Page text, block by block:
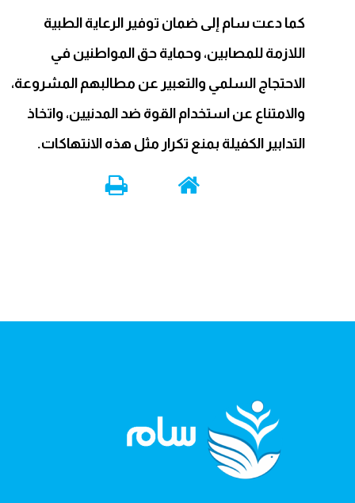
كما دعت سام إلى ضمان توفير الرعاية الطبية
اللازمة للمصابين، وحماية حق المواطنين في
الاحتجاج السلمي والتعبير عن مطالبهم المشروعة،
والامتناع عن استخدام القوة ضد المدنيين، واتخاذ
التدابير الكفيلة بمنع تكرار مثل هذه الانتهاكات.